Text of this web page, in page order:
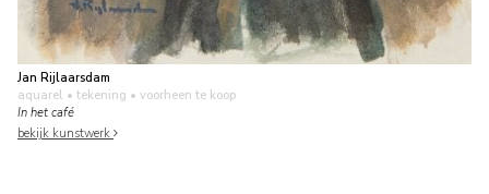
Jan Rijlaarsdam
aquarel • tekening • voorheen te koop
In het café
bekijk kunstwerk